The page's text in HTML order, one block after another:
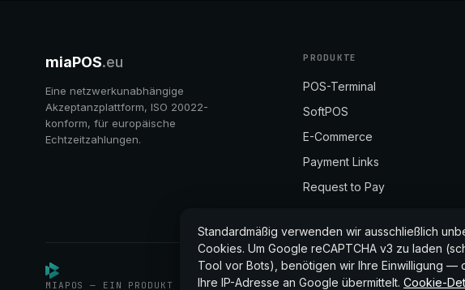
miaPOS.eu
Eine netzwerkunabhängige
Akzeptanzplattform, ISO 20022-
konform, für europäische
Echtzeitzahlungen.
PRODUKTE
POS-Terminal
SoftPOS
E-Commerce
Payment Links
Request to Pay
MIAPOS — EIN PRODUKT DER FINERGY GROUP.
Standardmäßig verwenden wir ausschließlich
Cookies. Um Google reCAPTCHA v3 zu laden
Tool vor Bots), benötigen wir Ihre Einwilligung —
Ihre IP-Adresse an Google übermittelt. Cookie-